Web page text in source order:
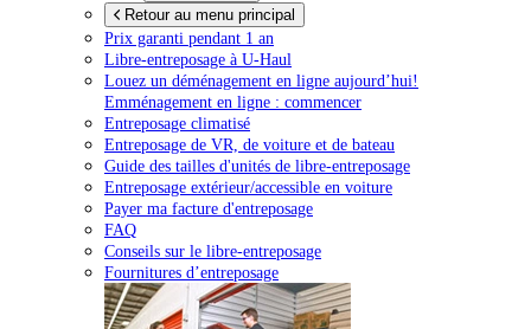
Retour au menu principal
Prix garanti pendant 1 an
Libre-entreposage à U-Haul
Louez un déménagement en ligne aujourd’hui!
Emménagement en ligne : commencer
Entreposage climatisé
Entreposage de VR, de voiture et de bateau
Guide des tailles d'unités de libre-entreposage
Entreposage extérieur/accessible en voiture
Payer ma facture d'entreposage
FAQ
Conseils sur le libre-entreposage
Fournitures d’entreposage